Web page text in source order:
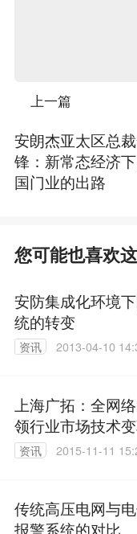
上一篇
安朗杰亚太区总
锋：新常态经济
国门业的出路
您可能也喜欢
安防集成化环境
统的转变
资讯
2013-04-10
上海广拓：全网
领行业市场技术
资讯
2015-11-11
传统高压电网与
报警系统的对比